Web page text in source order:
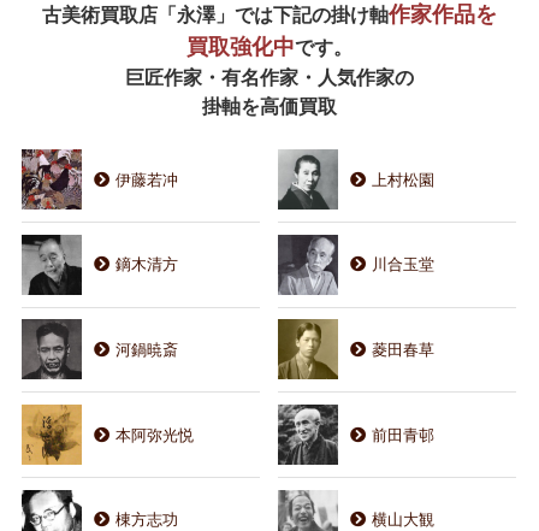
古美術買取店「永澤」では下記の掛け軸作家作品を
買取強化中です。
巨匠作家・有名作家・人気作家の
掛軸を高価買取
伊藤若冲 上村松園
鏑木清方 川合玉堂
河鍋暁斎 菱田春草
本阿弥光悦 前田青邨
棟方志功 横山大観